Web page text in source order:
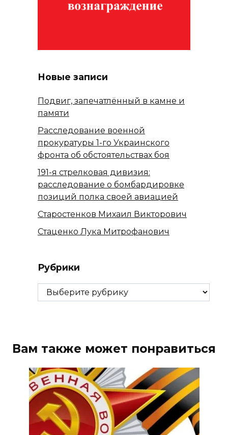
Новые записи
Подвиг, запечатлённый в камне и
памяти
Расследование военной
прокуратуры 1-го Украинского
фронта об обстоятельствах боя
191-я стрелковая дивизия:
расследование о бомбардировке
позиций полка своей авиацией
Старостенков Михаил Викторович
Стаценко Лука Митрофанович
Рубрики
Рубрики
Вам также может понравиться